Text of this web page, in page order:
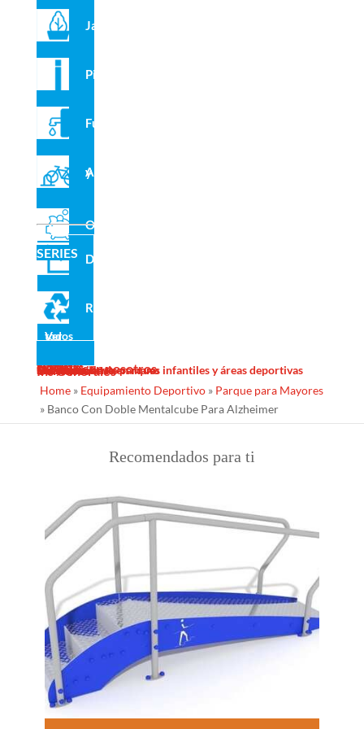
Jardineras
Pilonas
Fuentes
Aparcabicis y VMP
Outlet
SERIES Domo
Reciclado
Ver todos
Sombras Textiles
Noticias
Galería
Trabaja con nosotros
Servicios
Diseño
Fabricacion
Mantenimiento
Proyectos llave en mano
Desinfección de parques infantiles y áreas deportivas
Contacto
Ins Generales
Home» Equipamiento Deportivo» Parque para Mayores
» Banco Con Doble Mentalcube Para Alzheimer
en casos de Alzheimer y demencia senil. Ayuda a estimular
las siguientes funciones cognitivas: praxias, memoria,
orientación, gnosias, cálculo y lenguaje.
Estructura de acero galvanizado con pintura de poliéster
termoendurecida.
Asientos y respaldos en HPDE.
Manillar de polietileno.
Polietileno de alta densidad, libre de mantenimiento y
antigraffiti.
Recomendados para ti